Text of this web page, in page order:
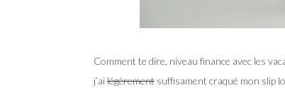
Comment te dire, niveau finance avec les
j’ailégèrement suffisament craqué mon slip